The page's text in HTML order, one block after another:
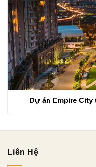
Dự án Empire City
Liên Hệ